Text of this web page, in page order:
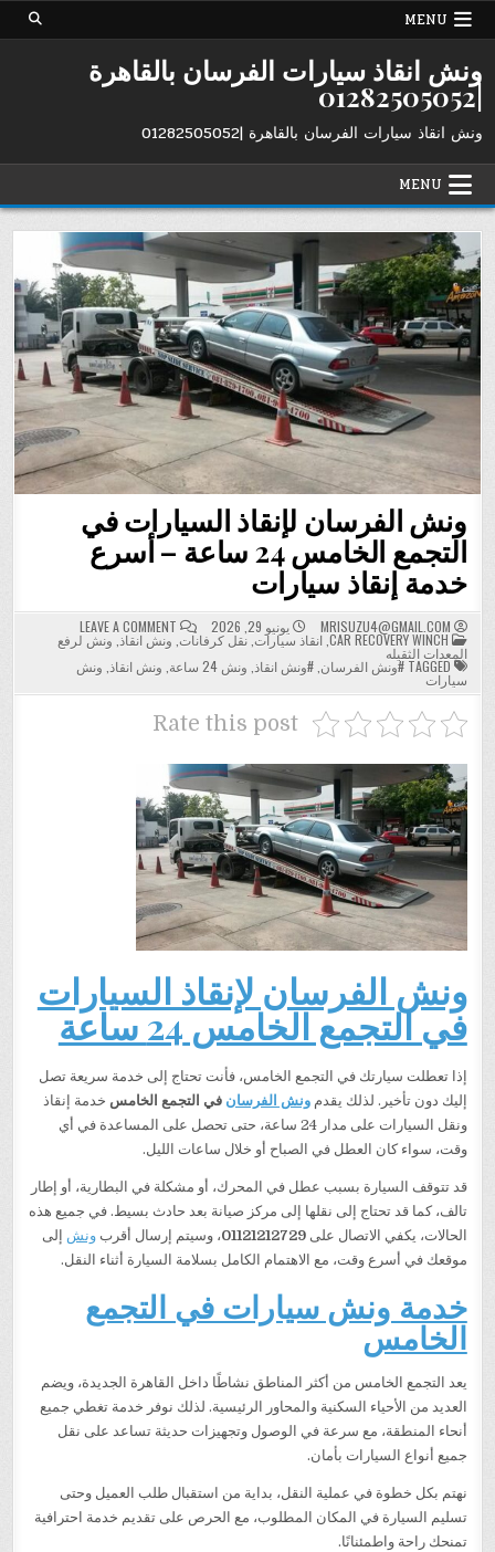
Skip
MENU
ونش انقاذ سيارات الفرسان بالقاهرة
|01282505052
ونش انقاذ سيارات الفرسان بالقاهرة |01282505052
MENU
ونش الفرسان لإنقاذ السيارات في
التجمع الخامس 24 ساعة – أسرع
خدمة إنقاذ سيارات
MRISUZU4@GMAIL.COM يونيو 29, 2026 LEAVE A COMMENT
ON
ونش
الفرسان
لإنقاذ
السيارات
في
POSTED
IN
CAR RECOVERY WINCH
,انقاذ سيارات,نقل كرفانات, ونش انقاذ, ونش لرفع
المعدات الثقيله
#ونش الفرسان,#ونش انقاذ, ونش 24 ساعة , ونش انقاذ, ونش
سيارات
Rate this post
ونش الفرسان لإنقاذ السيارات
في التجمع الخامس 24 ساعة
إذا تعطلت سيارتك في التجمع الخامس، فأنت تحتاج إلى خدمة سريعة تصل
إليك دون تأخير. لذلك يقدمونش الفرسان في التجمع الخامس خدمة إنقاذ
ونقل السيارات على مدار 24 ساعة، حتى تحصل على المساعدة في أي
وقت، سواء كان العطل في الصباح أو خلال ساعات الليل.
قد تتوقف السيارة بسبب عطل في المحرك، أو مشكلة في البطارية، أو إطار
تالف، كما قد تحتاج إلى نقلها إلى مركز صيانة بعد حادث بسيط. في جميع هذه
الحالات، يكفي الاتصال على01121212729، وسيتم إرسال أقربونش إلى
موقعك في أسرع وقت، مع الاهتمام الكامل بسلامة السيارة أثناء النقل.
خدمة ونش سيارات في التجمع
الخامس
يعد التجمع الخامس من أكثر المناطق نشاطًا داخل القاهرة الجديدة، ويضم
العديد من الأحياء السكنية والمحاور الرئيسية. لذلك نوفر خدمة تغطي جميع
أنحاء المنطقة، مع سرعة في الوصول وتجهيزات حديثة تساعد على نقل
جميع أنواع السيارات بأمان.
نهتم بكل خطوة في عملية النقل، بداية من استقبال طلب العميل وحتى
تسليم السيارة في المكان المطلوب، مع الحرص على تقديم خدمة احترافية
تمنحك راحة واطمئنانًا.